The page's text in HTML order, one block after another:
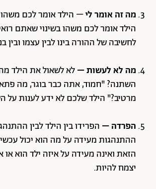
מה זה אומר לי– הילד אומר לכם
הילד אומר לכם משהו בשינוי שאתם
לחשיבה של ההורה בינו לבין עצמו ובין
מה לא לעשות –לא לשאול את הילד
השתנה? "חמוד, אתה כבר בוגר, מה
מרטיב?" הילד שלכם לא ידע לענות על
הפרדה – הפרידו בין הילד לבין
ההתנהגות מעידה על מה הוא יכול
הזאת ואינה מעידה על איזה ילד הוא או
יצמח להיות.